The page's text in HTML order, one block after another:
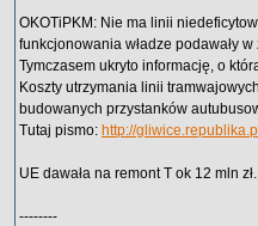
OKOTiPKM: Nie ma linii
funkcjonowania władze podawały
Tymczasem ukryto informację, o
Koszty utrzymania linii
budowanych przystanków
Tutaj pismo: http://
UE dawała na remont T ok 12 mln
--------